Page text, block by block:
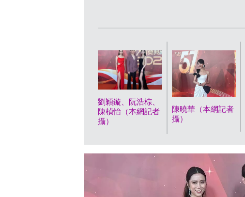
劉穎鏇、阮浩棕、
陳楨怡（本網記者
攝）
陳曉華（本網記者
攝）